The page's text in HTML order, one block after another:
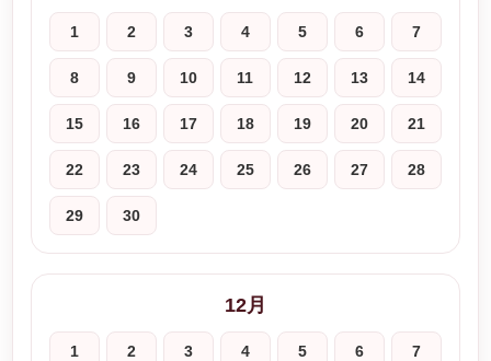
1 2 3 4 5 6 7
8 9 10 11 12 13 14
15 16 17 18 19 20 21
22 23 24 25 26 27 28
29 30
12月
1 2 3 4 5 6 7